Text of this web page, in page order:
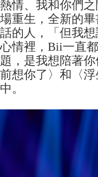
熱情、我和你們
場重生，全新的
話的人，「但我
心情裡，Bii一直
題，是我想陪著
前想你了〉和〈
中。